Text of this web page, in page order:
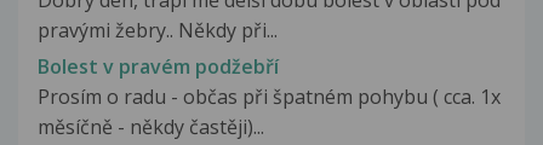
pravými žebry.. Někdy při...
Bolest v pravém podžebří
Prosím o radu - občas při špatném pohybu ( cca. 1x
měsíčně - někdy častěji)...